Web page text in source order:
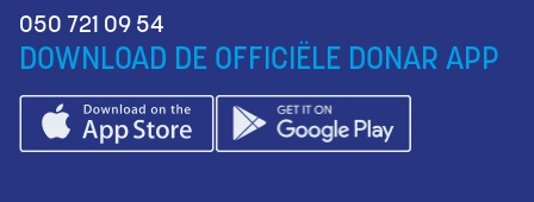
050 721 09 54
DOWNLOAD DE OFFICIËLE DONAR APP